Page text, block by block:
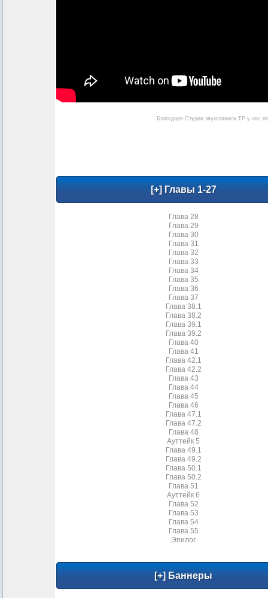
Благодаря Студии звукозаписи ТР у нас
Глава 28
Глава 29
Глава 30
Глава 31
Глава 32
Глава 33
Глава 34
Глава 35
Глава 36
Глава 37
Глава 38.1
Глава 38.2
Глава 39.1
Глава 39.2
Глава 40
Глава 41
Глава 42.1
Глава 42.2
Глава 43
Глава 44
Глава 45
Глава 46
Глава 47.1
Глава 47.2
Глава 48
Ауттейк 5
Глава 49.1
Глава 49.2
Глава 50.1
Глава 50.2
Глава 51
Ауттейк 6
Глава 52
Глава 53
Глава 54
Глава 55
Эпилог